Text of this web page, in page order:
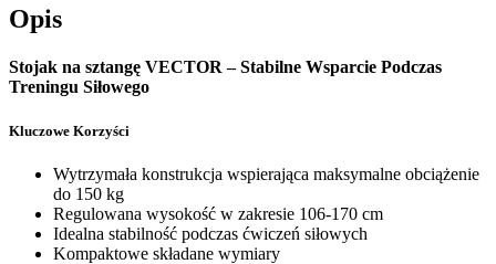
Opis
Stojak na sztangę VECTOR – Stabilne Wsparcie Podczas
Treningu Siłowego
Kluczowe Korzyści
Wytrzymała konstrukcja wspierająca maksymalne obciążenie
do 150 kg
Regulowana wysokość w zakresie 106-170 cm
Idealna stabilność podczas ćwiczeń siłowych
Kompaktowe składane wymiary